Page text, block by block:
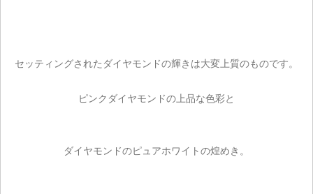
セッティングされたダイヤモンドの輝きは大変上質のものです。
ピンクダイヤモンドの上品な色彩と
ダイヤモンドのピュアホワイトの煌めき。